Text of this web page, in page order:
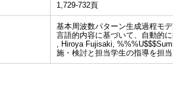
1,729-732頁
基本周波数パターン生成過程モ
言語的内容に基づいて、自動的
, Hiroya Fujisaki,
施・検討と担当学生の指導を担